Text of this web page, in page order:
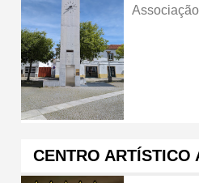
CENTRO ARTÍSTICO